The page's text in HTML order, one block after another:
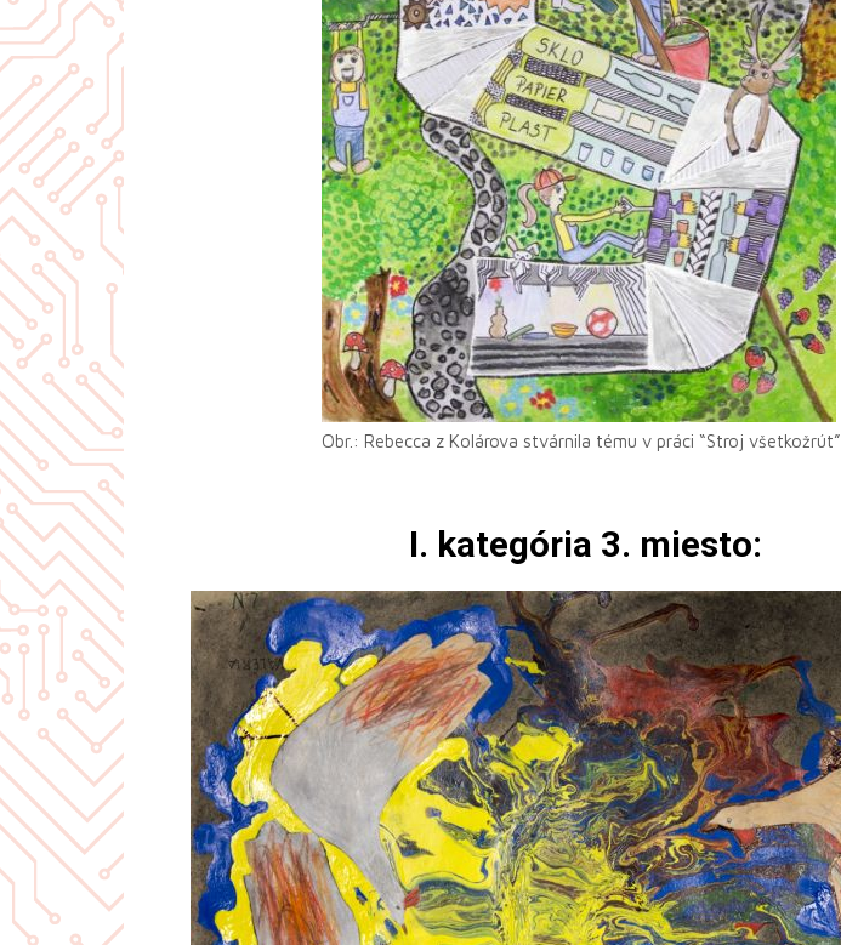
Obr.: Rebecca z Kolárova stvárnila tému v práci “Stroj všetkožrút”
I. kategória 3. miesto: